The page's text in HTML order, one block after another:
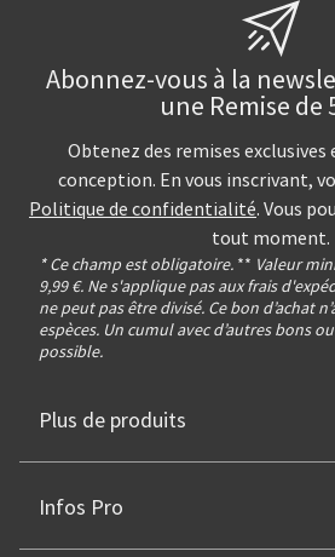
Abonnez-vous à la
une Remise de
Obtenez des remises exclusives
conception. En vous inscrivant,
Politique de confidentialité. Vous
tout moment.
* Ce champ est obligatoire. ** Valeur
9,99 €. Ne s'applique pas aux frais
ne peut pas être divisé. Ce bon d’achat
espèces. Un cumul avec d’autres bons
possible.
Plus de produits
Infos Pro